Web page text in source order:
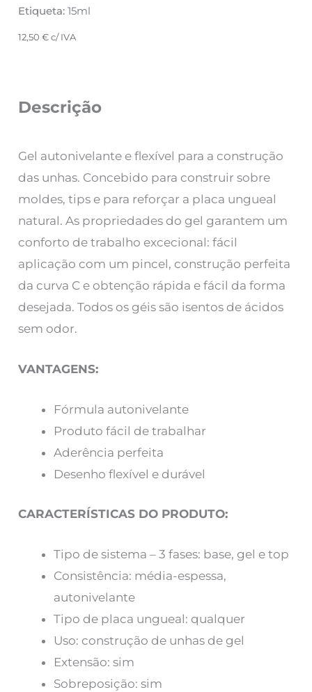
Etiqueta:15ml
12,50€ c/ IVA
Descrição
Gel autonivelante e flexível para a construção
das unhas. Concebido para construir sobre
moldes, tips e para reforçar a placa ungueal
natural. As propriedades do gel garantem um
conforto de trabalho excecional: fácil
aplicação com um pincel, construção perfeita
da curva C e obtenção rápida e fácil da forma
desejada. Todos os géis são isentos de ácidos
sem odor.
VANTAGENS:
Fórmula autonivelante
Produto fácil de trabalhar
Aderência perfeita
Desenho flexível e durável
CARACTERÍSTICAS DO PRODUTO:
Tipo de sistema – 3 fases: base, gel e top
Consistência: média-espessa,
autonivelante
Tipo de placa ungueal: qualquer
Uso: construção de unhas de gel
Extensão: sim
Sobreposição: sim